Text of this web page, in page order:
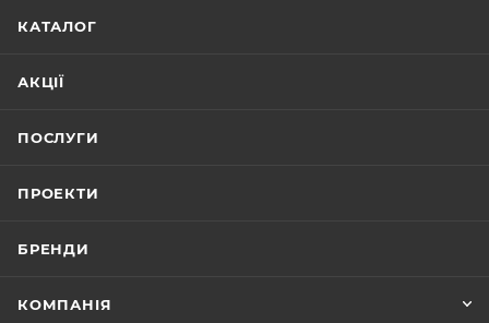
КАТАЛОГ
АКЦІЇ
ПОСЛУГИ
ПРОЕКТИ
БРЕНДИ
КОМПАНІЯ